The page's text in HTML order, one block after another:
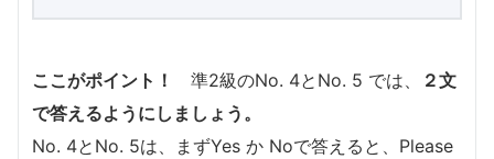
ここがポイント！ 準2級のNo. 4とNo. 5 では、
２文
で答えるようにしましょう。
No. 4とNo. 5は、まずYes か Noで答えると、Please